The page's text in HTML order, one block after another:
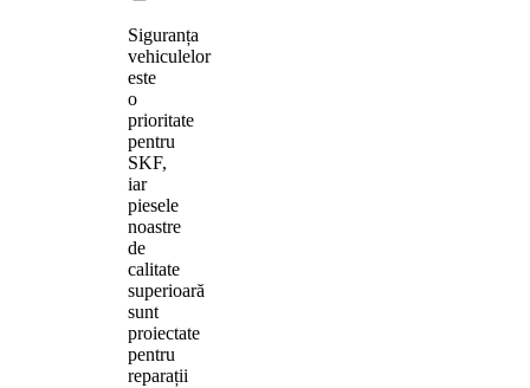
Siguranța
vehiculelor
este
o
prioritate
pentru
SKF,
iar
piesele
noastre
de
calitate
superioară
sunt
proiectate
pentru
reparații